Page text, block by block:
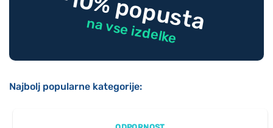
na vse izdelke
Najbolj popularne kategorije: